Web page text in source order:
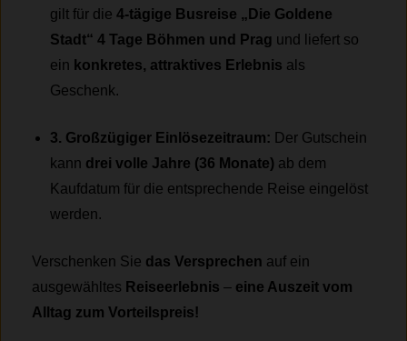
gilt für die 4-tägige Busreise „Die Goldene
Stadt“ 4 Tage Böhmen und Prag und liefert so
ein konkretes, attraktives Erlebnis als
Geschenk.
3. Großzügiger Einlösezeitraum: Der Gutschein
kann drei volle Jahre (36 Monate) ab dem
Kaufdatum für die entsprechende Reise eingelöst
werden.
Verschenken Sie das Versprechen auf ein
ausgewähltes Reiseerlebnis – eine Auszeit vom
Alltag zum Vorteilspreis!